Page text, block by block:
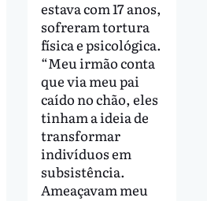
estava com 17 anos,
sofreram tortura
física e psicológica.
“Meu irmão conta
que via meu pai
caído no chão, eles
tinham a ideia de
transformar
indivíduos em
subsistência.
Ameaçavam meu